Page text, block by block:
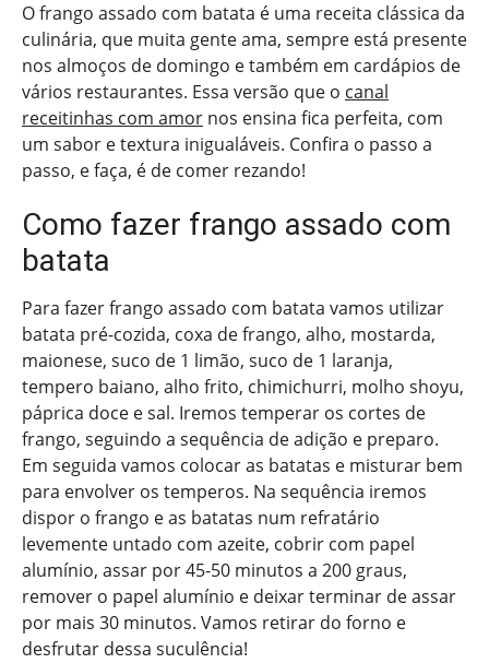
O frango assado com batata é uma receita clássica da
culinária, que muita gente ama, sempre está presente
nos almoços de domingo e também em cardápios de
vários restaurantes. Essa versão que o canal
receitinhas com amor nos ensina fica perfeita, com
um sabor e textura inigualáveis. Confira o passo a
passo, e faça, é de comer rezando!
Como fazer frango assado com
batata
Para fazer frango assado com batata vamos utilizar
batata pré-cozida, coxa de frango, alho, mostarda,
maionese, suco de 1 limão, suco de 1 laranja,
tempero baiano, alho frito, chimichurri, molho shoyu,
páprica doce e sal. Iremos temperar os cortes de
frango, seguindo a sequência de adição e preparo.
Em seguida vamos colocar as batatas e misturar bem
para envolver os temperos. Na sequência iremos
dispor o frango e as batatas num refratário
levemente untado com azeite, cobrir com papel
alumínio, assar por 45-50 minutos a 200 graus,
remover o papel alumínio e deixar terminar de assar
por mais 30 minutos. Vamos retirar do forno e
desfrutar dessa suculência!